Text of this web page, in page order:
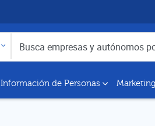
Información de Personas